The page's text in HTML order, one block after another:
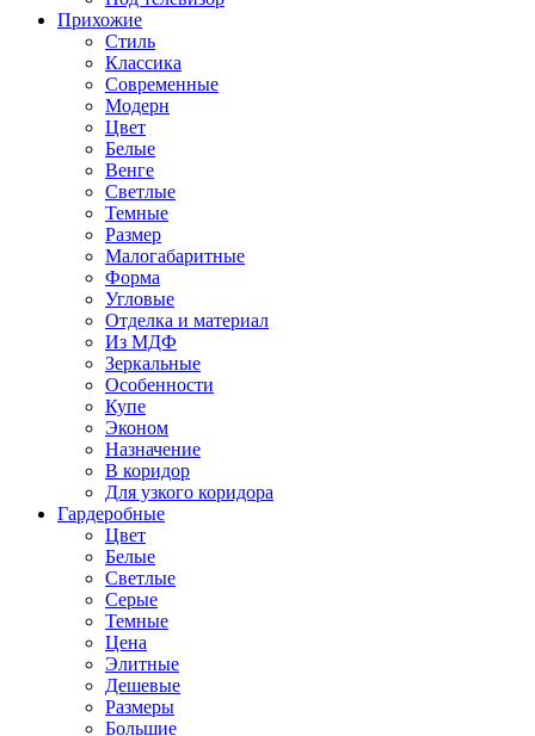
Прихожие
Стиль
Классика
Современные
Модерн
Цвет
Белые
Венге
Светлые
Темные
Размер
Малогабаритные
Форма
Угловые
Отделка и материал
Из МДФ
Зеркальные
Особенности
Купе
Эконом
Назначение
В коридор
Для узкого коридора
Гардеробные
Цвет
Белые
Светлые
Серые
Темные
Цена
Элитные
Дешевые
Размеры
Большие